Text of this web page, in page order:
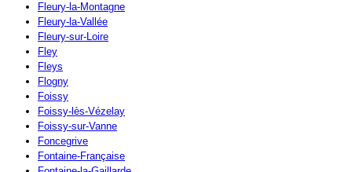
Fleury-la-Montagne
Fleury-la-Vallée
Fleury-sur-Loire
Fley
Fleys
Flogny
Foissy
Foissy-lès-Vézelay
Foissy-sur-Vanne
Foncegrive
Fontaine-Française